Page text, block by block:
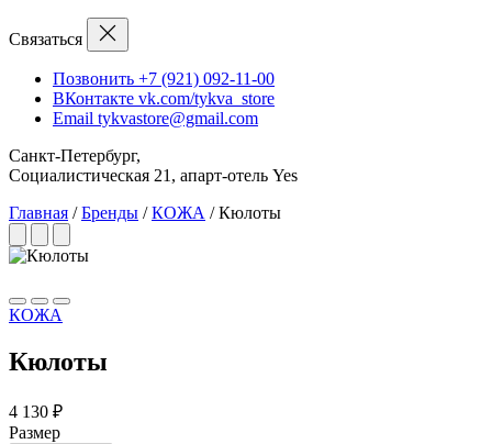
Связаться
Позвонить +7 (921) 092-11-00
ВКонтакте vk.com/tykva_store
Email tykvastore@gmail.com
Санкт-Петербург,
Социалистическая 21, апарт-отель Yes
Главная / Бренды / КОЖА / Кюлоты
КОЖА
Кюлоты
4 130 ₽
Размер